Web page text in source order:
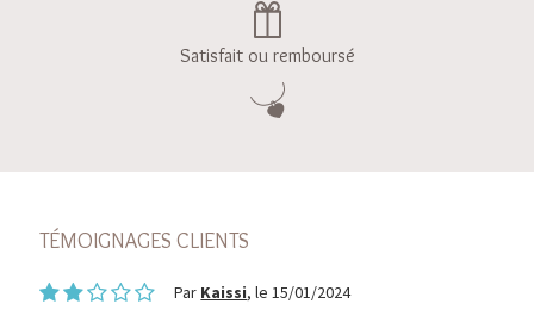
Satisfait ou remboursé
TÉMOIGNAGES CLIENTS
Par Kaissi, le 15/01/2024